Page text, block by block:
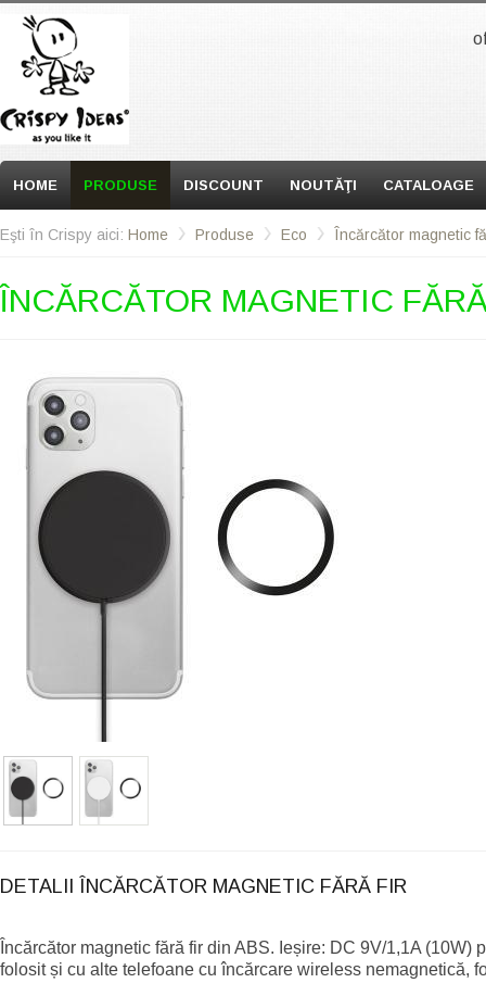
HOME PRODUSE DISCOUNT NOUTĂŢI CATALOAGE
Eşti în Crispy aici: Home Produse Eco Încărcător magnetic
ÎNCĂRCĂTOR MAGNETIC
DETALII ÎNCĂRCĂTOR MAGNETIC FĂRĂ FIR
Încărcător magnetic fără fir din ABS. Ieșire: DC 9V/1,1A
folosit și cu alte telefoane cu încărcare wireless nemagnetică,